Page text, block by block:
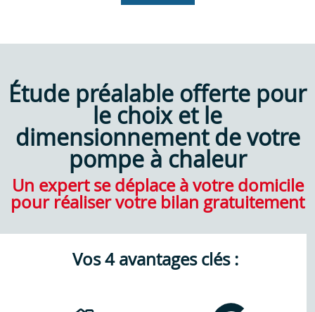
Étude préalable offerte pour
le choix et le
dimensionnement de votre
pompe à chaleur
Un expert se déplace à votre domicile
pour réaliser votre bilan gratuitement
Vos 4 avantages clés :